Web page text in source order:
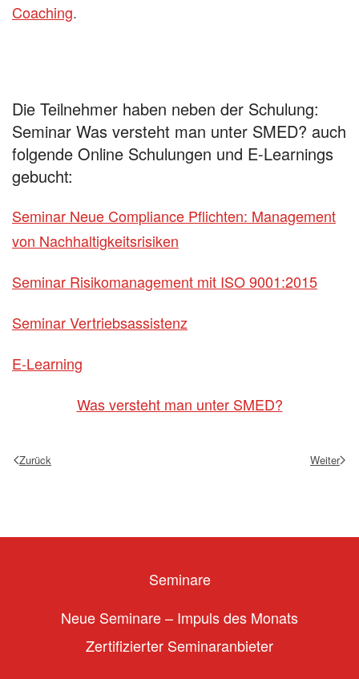
Coaching.
Die Teilnehmer haben neben der Schulung:
Seminar Was versteht man unter SMED? auch
folgende Online Schulungen und E-Learnings
gebucht:
Seminar Neue Compliance Pflichten: Management
von Nachhaltigkeitsrisiken
Seminar Risikomanagement mit ISO 9001:2015
Seminar Vertriebsassistenz
E-Learning
Was versteht man unter SMED?
Zurück Weiter
Seminare
Neue Seminare – Impuls des Monats
Zertifizierter Seminaranbieter